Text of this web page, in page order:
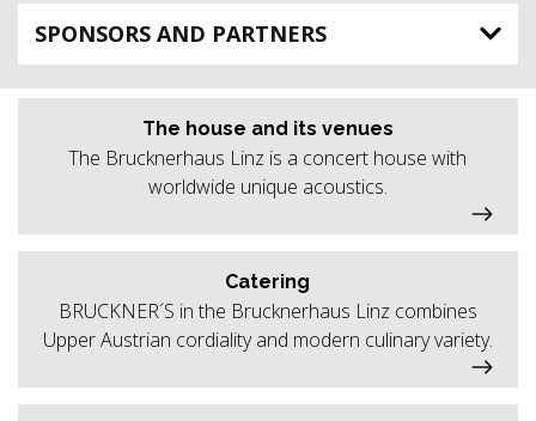
SPONSORS AND PARTNERS
The house and its venues
The Brucknerhaus Linz is a concert house with
worldwide unique acoustics.
Catering
BRUCKNER´S in the Brucknerhaus Linz combines
Upper Austrian cordiality and modern culinary variety.